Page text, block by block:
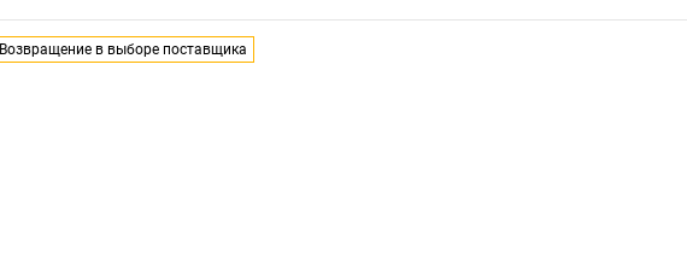
Возвращение в выборе поставщика